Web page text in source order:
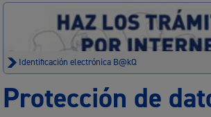
Identificación electrónica B@kQ
Protección de